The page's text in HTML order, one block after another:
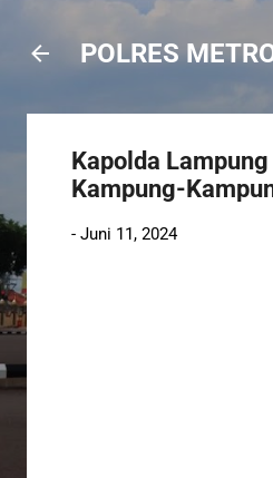
POLRES
Kapolda
Kampung-
- Juni 11, 2024